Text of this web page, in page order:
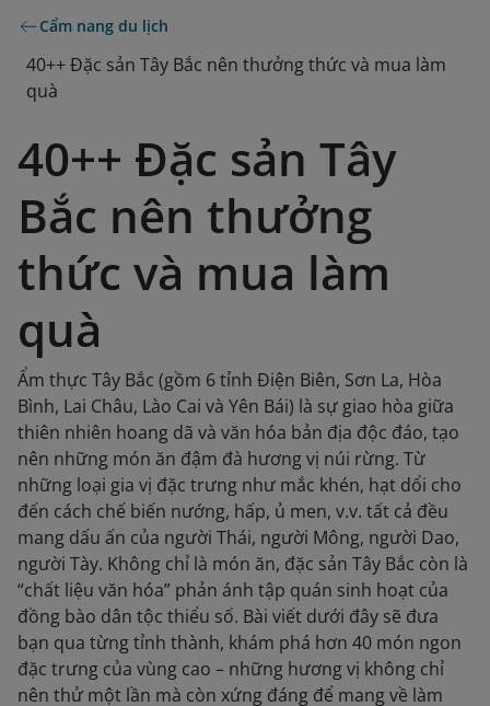
Cẩm nang du lịch
40++ Đặc sản Tây Bắc nên thưởng thức và mua làm
quà
40++ Đặc sản Tây
Bắc nên thưởng
thức và mua làm
quà
Ẩm thực Tây Bắc (gồm 6 tỉnh Điện Biên, Sơn La, Hòa
Bình, Lai Châu, Lào Cai và Yên Bái) là sự giao hòa giữa
thiên nhiên hoang dã và văn hóa bản địa độc đáo, tạo
nên những món ăn đậm đà hương vị núi rừng. Từ
những loại gia vị đặc trưng như mắc khén, hạt dổi cho
đến cách chế biến nướng, hấp, ủ men, v.v. tất cả đều
mang dấu ấn của người Thái, người Mông, người Dao,
người Tày. Không chỉ là món ăn, đặc sản Tây Bắc còn là
“chất liệu văn hóa” phản ánh tập quán sinh hoạt của
đồng bào dân tộc thiểu số. Bài viết dưới đây sẽ đưa
bạn qua từng tỉnh thành, khám phá hơn 40 món ngon
đặc trưng của vùng cao – những hương vị không chỉ
nên thử một lần mà còn xứng đáng để mang về làm